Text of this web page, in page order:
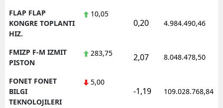
FLAP FLAP
KONGRE TOPLANTI
HIZ.
10,05
0,20 4.984.490,46
FMIZP F-M IZMIT
PISTON
283,75 2,07 8.048.478,50
FONET FONET
BILGI
TEKNOLOJILERI
5,00
-1,19 109.028.768,84